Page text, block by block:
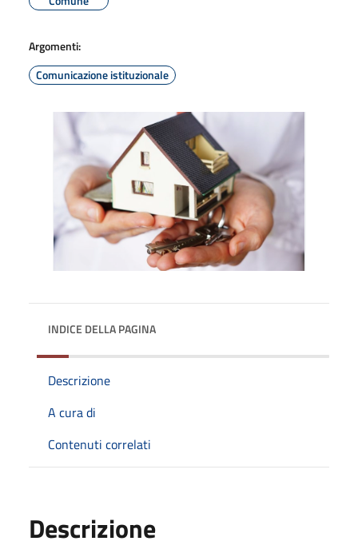
Argomenti:
Comunicazione istituzionale
INDICE DELLA PAGINA
Descrizione
A cura di
Contenuti correlati
Descrizione